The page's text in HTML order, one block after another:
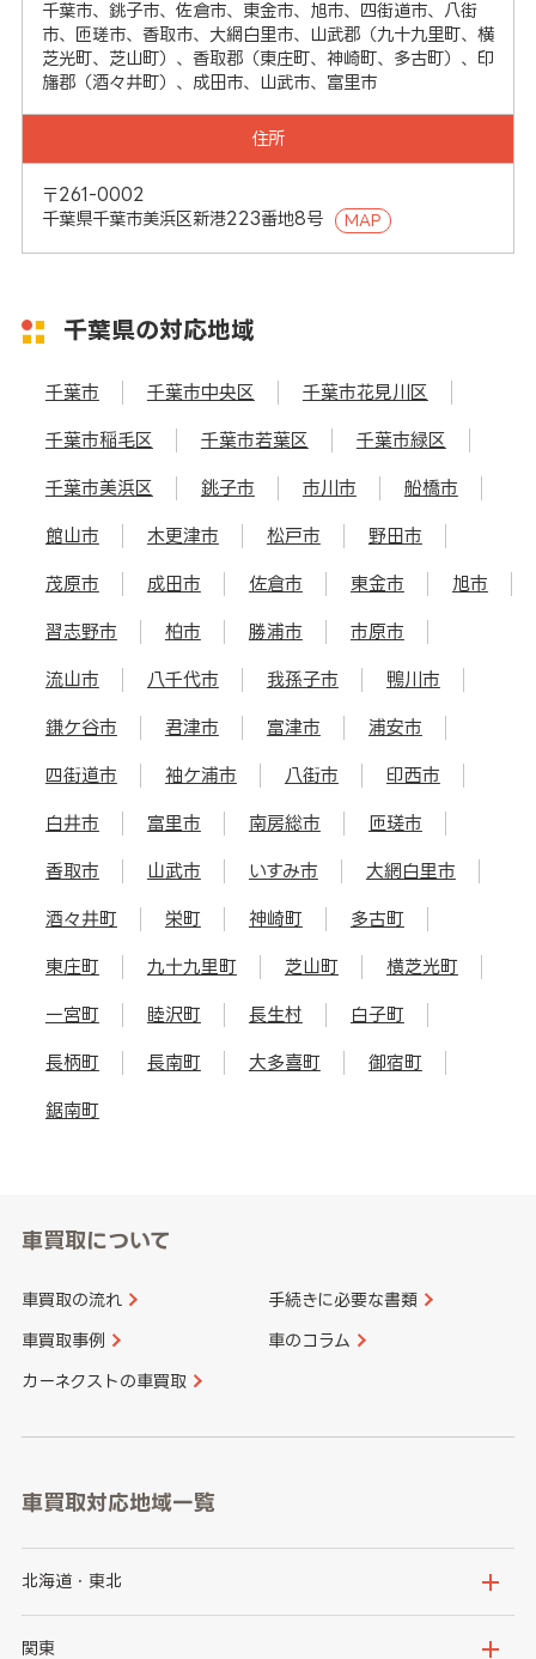
千葉市、銚子市、佐倉市、東金市、旭市、四街道市、八街
市、匝瑳市、香取市、大網白里市、山武郡（九十九里町、横
芝光町、芝山町）、香取郡（東庄町、神崎町、多古町）、印
旛郡（酒々井町）、成田市、山武市、富里市
住所
〒261-0002
千葉県千葉市美浜区新港223番地8号
MAP
千葉県の対応地域
千葉市 千葉市中央区 千葉市花見川区
千葉市稲毛区 千葉市若葉区 千葉市緑区
千葉市美浜区 銚子市 市川市 船橋市
館山市 木更津市 松戸市 野田市
茂原市 成田市 佐倉市 東金市 旭市
習志野市 柏市 勝浦市 市原市
流山市 八千代市 我孫子市 鴨川市
鎌ケ谷市 君津市 富津市 浦安市
四街道市 袖ケ浦市 八街市 印西市
白井市 富里市 南房総市 匝瑳市
香取市 山武市 いすみ市 大網白里市
酒々井町 栄町 神崎町 多古町
東庄町 九十九里町 芝山町 横芝光町
一宮町 睦沢町 長生村 白子町
長柄町 長南町 大多喜町 御宿町
鋸南町
車買取について
車買取の流れ 手続きに必要な書類
車買取事例 車のコラム
カーネクストの車買取
車買取対応地域一覧
北海道・東北
北海道
関東